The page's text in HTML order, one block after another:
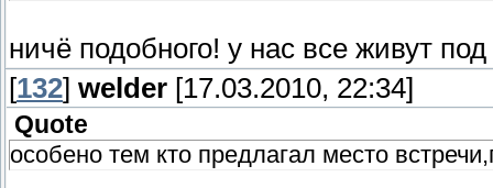
ничё подобного! у нас все живут
[132] welder [17.03.2010, 22:34]
Quote
особено тем кто предлагал место